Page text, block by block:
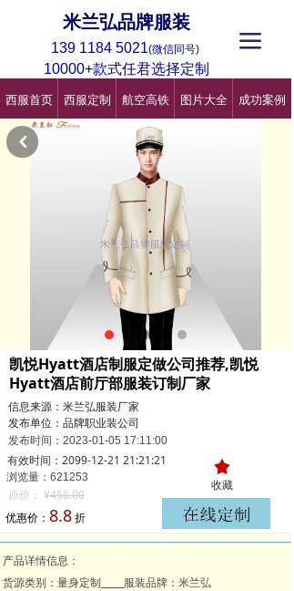
米兰弘品牌服装
西服首页 西服定制 航空高铁 图片大全 成功案例
끀
139 1184 5021(微信同号)
10000+款式任君选择定制
凯悦Hyatt酒店制服定做公司推荐,凯悦
Hyatt酒店前厅部服装订制厂家
优惠价： 8.8折
发布时间： 2023-01-05 17:11:00
浏览量：621253
原价： ¥456.00
信息来源：米兰弘服装厂家
发布单位：品牌职业装公司
有效时间：2099-12-21 21:21:21 끄
收藏
产品详情信息：
货源类别：量身定制_____服装品牌：米兰弘
낒